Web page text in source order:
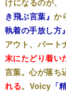
き飛ぶ言葉』か
執着の手放し方』
アウト、パー
末にたどり着い
言葉。心が落ち
れる。Voicy 「